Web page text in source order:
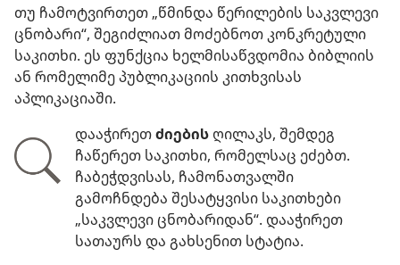
თუ ჩამოტვირთეთ „წმინდა წერილების საკვლევი
ცნობარი“, შეგიძლიათ მოძებნოთ კონკრეტული
საკითხი. ეს ფუნქცია ხელმისაწვდომია ბიბლიის
ან რომელიმე პუბლიკაციის კითხვისას
აპლიკაციაში.
დააჭირეთძიების ღილაკს, შემდეგ
ჩაწერეთ საკითხი, რომელსაც ეძებთ.
ჩაბეჭდვისას, ჩამონათვალში
გამოჩნდება შესატყვისი საკითხები
„საკვლევი ცნობარიდან“. დააჭირეთ
სათაურს და გახსენით სტატია.